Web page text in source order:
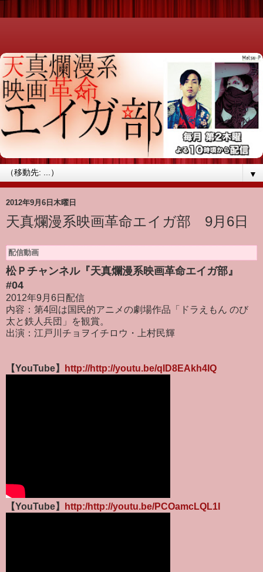
▼
2012年9月6日木曜日
天真爛漫系映画革命エイガ部 9月6日
配信動画
松Ｐチャンネル『天真爛漫系映画革命エイガ部』
#04
2012年9月6日配信
内容：第4回は国民的アニメの劇場作品「ドラえもん のび
太と鉄人兵団」を観賞。
出演：江戸川チョヲイチロウ・上村民輝
【YouTube】 http://http://youtu.be/qID8EAkh4IQ
【YouTube】 http:/http://youtu.be/PCOamcLQL1I